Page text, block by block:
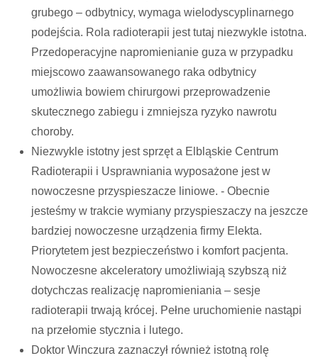
grubego – odbytnicy, wymaga wielodyscyplinarnego
podejścia. Rola radioterapii jest tutaj niezwykle istotna.
Przedoperacyjne napromienianie guza w przypadku
miejscowo zaawansowanego raka odbytnicy
umożliwia bowiem chirurgowi przeprowadzenie
skutecznego zabiegu i zmniejsza ryzyko nawrotu
choroby.
Niezwykle istotny jest sprzęt a Elbląskie Centrum
Radioterapii i Usprawniania wyposażone jest w
nowoczesne przyspieszacze liniowe. - Obecnie
jesteśmy w trakcie wymiany przyspieszaczy na jeszcze
bardziej nowoczesne urządzenia firmy Elekta.
Priorytetem jest bezpieczeństwo i komfort pacjenta.
Nowoczesne akceleratory umożliwiają szybszą niż
dotychczas realizację napromieniania – sesje
radioterapii trwają krócej. Pełne uruchomienie nastąpi
na przełomie stycznia i lutego.
Doktor Winczura zaznaczył również istotną rolę